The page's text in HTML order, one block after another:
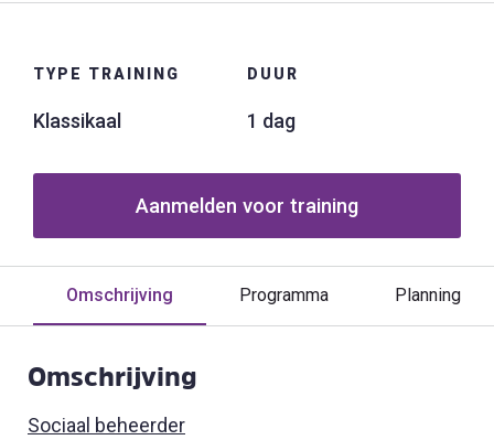
TYPE TRAINING
Klassikaal
DUUR
1 dag
Aanmelden voor training
Omschrijving Programma Planning
Omschrijving
Sociaal beheerder